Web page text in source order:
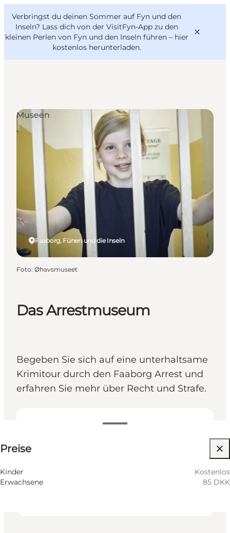
Verbringst du deinen Sommer auf Fyn und den
Inseln? Lass dich von der VisitFyn-App zu den
kleinen Perlen von Fyn und den Inseln führen – hier
kostenlos herunterladen.
Reise Ideen
Outdoor & bike
Essen & trinken
Übernachtung
VisitFyn
Deutsch
Das Arrestmuseum
Begeben Sie sich auf eine unterhaltsame
Krimitour durch den Faaborg Arrest und
erfahren Sie mehr über Recht und Strafe.
Preise
Kinder
Kostenlos
Erwachsene
85 DKK
Faaborg, Fünen und die Inseln
Museen
Foto: Øhavsmuseet